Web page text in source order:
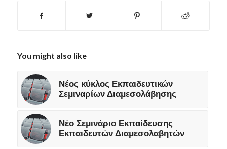
You might also like
Νέος κύκλος Εκπαιδευτικών
Σεμιναρίων Διαμεσολάβησης
Νέο Σεμινάριο Εκπαίδευσης
Εκπαιδευτών Διαμεσολαβητών